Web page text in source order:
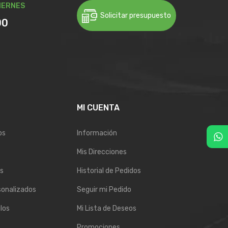
Solicitar presupuesto
MI CUENTA
Información
Mis Direcciones
Historial de Pedidos
Seguir mi Pedido
Mi Lista de Deseos